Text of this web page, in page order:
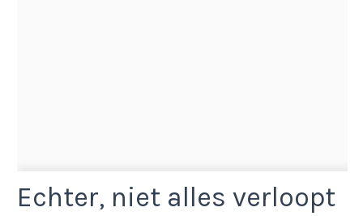
Echter, niet alles verloopt